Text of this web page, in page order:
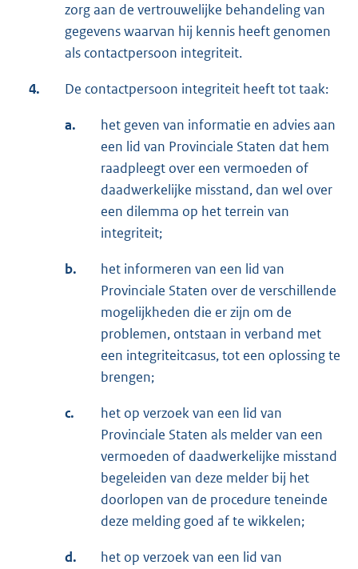
zorg aan de vertrouwelijke behandeling van
gegevens waarvan hij kennis heeft genomen
als contactpersoon integriteit.
4. De contactpersoon integriteit heeft tot taak:
a.
het geven van informatie en advies aan
een lid van Provinciale Staten dat hem
raadpleegt over een vermoeden of
daadwerkelijke misstand, dan wel over
een dilemma op het terrein van
integriteit;
b.
het informeren van een lid van
Provinciale Staten over de verschillende
mogelijkheden die er zijn om de
problemen, ontstaan in verband met
een integriteitcasus, tot een oplossing te
brengen;
c.
het op verzoek van een lid van
Provinciale Staten als melder van een
vermoeden of daadwerkelijke misstand
begeleiden van deze melder bij het
doorlopen van de procedure teneinde
deze melding goed af te wikkelen;
d.
het op verzoek van een lid van